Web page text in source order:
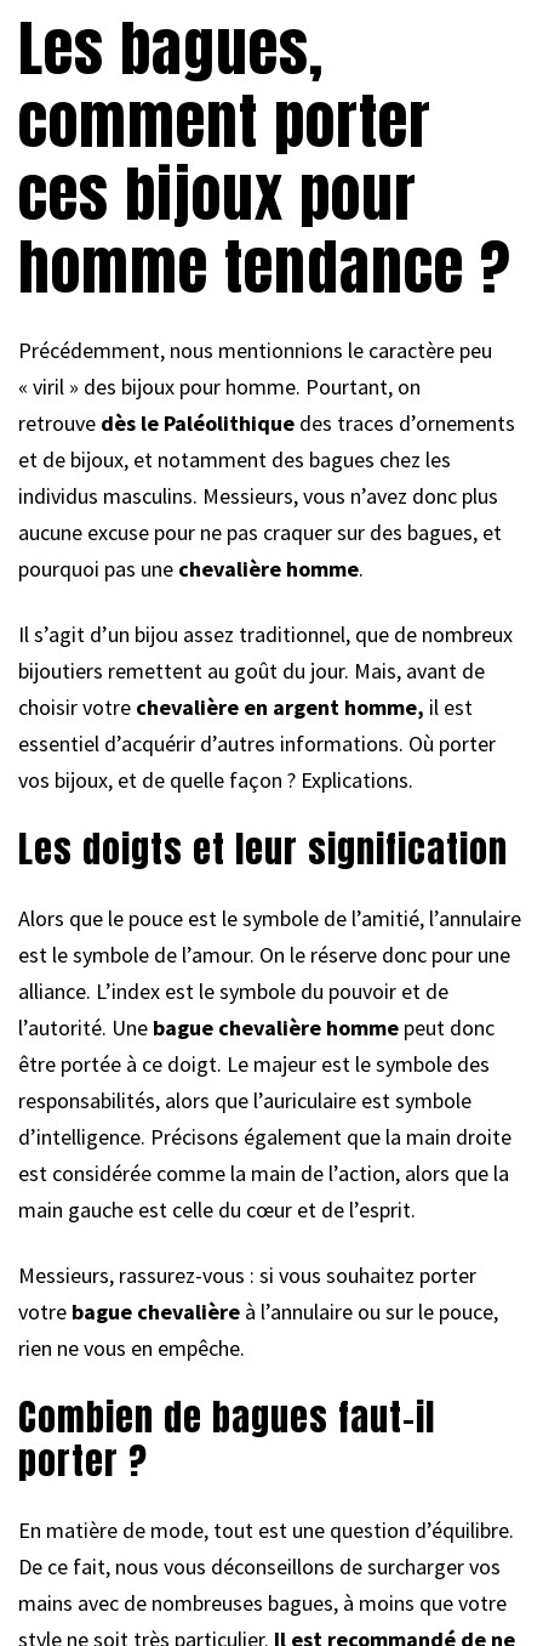
Les bagues,
comment porter
ces bijoux pour
homme tendance ?
Précédemment, nous mentionnions le caractère peu
« viril » des bijoux pour homme. Pourtant, on
retrouve dès le Paléolithique des traces d’ornements
et de bijoux, et notamment des bagues chez les
individus masculins. Messieurs, vous n’avez donc plus
aucune excuse pour ne pas craquer sur des bagues, et
pourquoi pas une chevalière homme.
Il s’agit d’un bijou assez traditionnel, que de nombreux
bijoutiers remettent au goût du jour. Mais, avant de
choisir votre chevalière en argent homme, il est
essentiel d’acquérir d’autres informations. Où porter
vos bijoux, et de quelle façon ? Explications.
Les doigts et leur signification
Alors que le pouce est le symbole de l’amitié, l’annulaire
est le symbole de l’amour. On le réserve donc pour une
alliance. L’index est le symbole du pouvoir et de
l’autorité. Une bague chevalière homme peut donc
être portée à ce doigt. Le majeur est le symbole des
responsabilités, alors que l’auriculaire est symbole
d’intelligence. Précisons également que la main droite
est considérée comme la main de l’action, alors que la
main gauche est celle du cœur et de l’esprit.
Messieurs, rassurez-vous : si vous souhaitez porter
votre bague chevalière à l’annulaire ou sur le pouce,
rien ne vous en empêche.
Combien de bagues faut-il
porter ?
En matière de mode, tout est une question d’équilibre.
De ce fait, nous vous déconseillons de surcharger vos
mains avec de nombreuses bagues, à moins que votre
style ne soit très particulier. Il est recommandé de ne